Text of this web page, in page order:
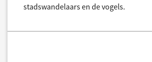
stadswandelaars en de vogels.